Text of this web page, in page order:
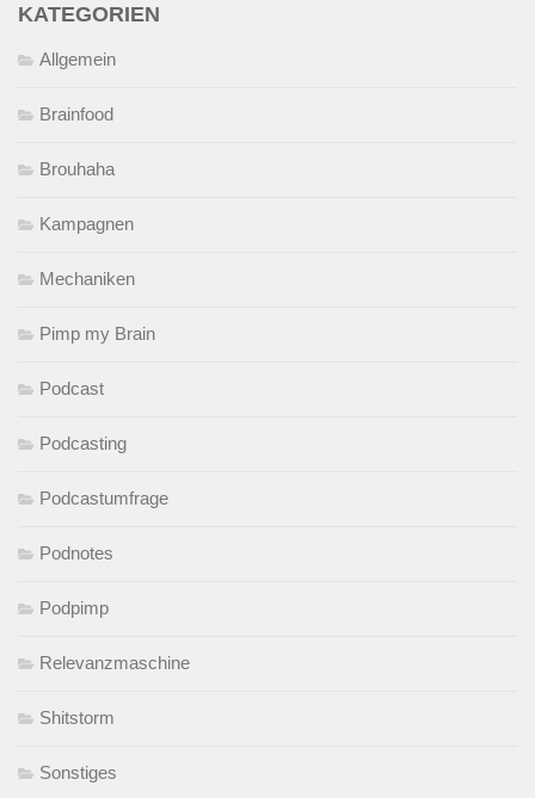
KATEGORIEN
Allgemein
Brainfood
Brouhaha
Kampagnen
Mechaniken
Pimp my Brain
Podcast
Podcasting
Podcastumfrage
Podnotes
Podpimp
Relevanzmaschine
Shitstorm
Sonstiges